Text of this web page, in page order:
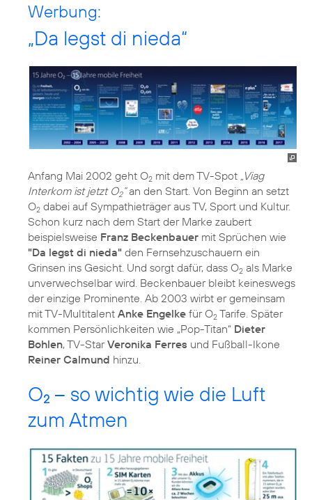
Werbung:
„Da legst di nieda“
Anfang Mai 2002 geht O2 mit dem TV-Spot „Viag
Interkom ist jetzt O2“an den Start. Von Beginn an setzt
O2 dabei auf Sympathieträger aus TV, Sport und Kultur.
Schon kurz nach dem Start der Marke zaubert
beispielsweise Franz Beckenbauer mit Sprüchen wie
"Da legst di nieda" den Fernsehzuschauern ein
Grinsen ins Gesicht. Und sorgt dafür, dass O2 als Marke
unverwechselbar wird. Beckenbauer bleibt keineswegs
der einzige Prominente. Ab 2003 wirbt er gemeinsam
mit TV-Multitalent Anke Engelke für O2 Tarife. Später
kommen Persönlichkeiten wie „Pop-Titan“ Dieter
Bohlen, TV-StarVeronika Ferres und Fußball-Ikone
Reiner Calmund hinzu.
O2 – so wichtig wie die Luft
zum Atmen